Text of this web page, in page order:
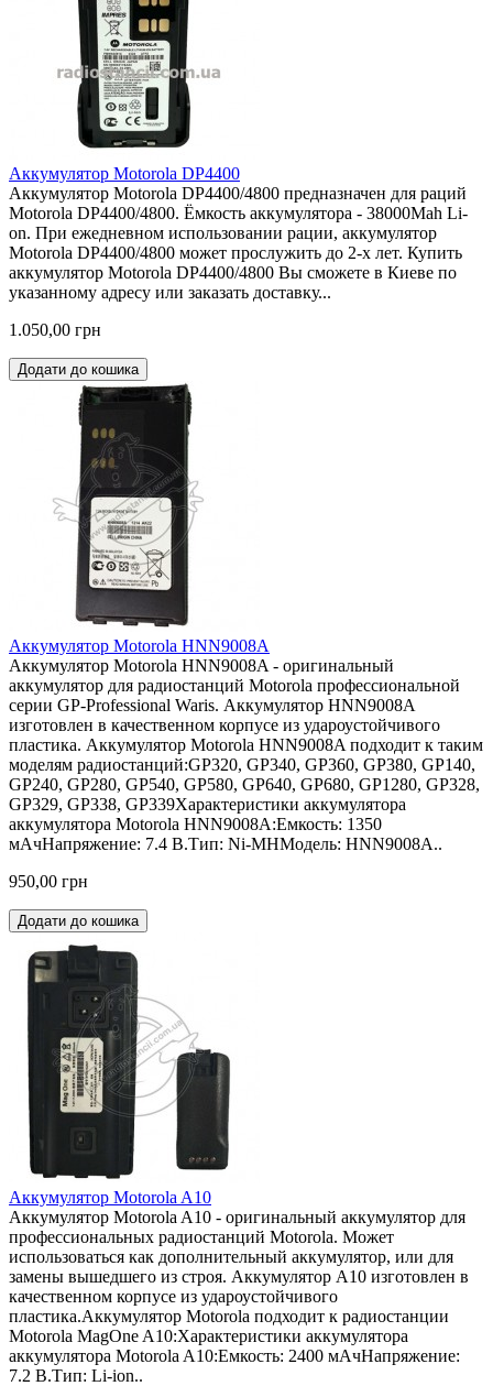
Аккумулятор Motorola DP4400
Аккумулятор Motorola DP4400/4800 предназначен для раций
Motorola DP4400/4800. Ёмкость аккумулятора - 38000Mah Li-
on. При ежедневном использовании рации, аккумулятор
Motorola DP4400/4800 может прослужить до 2-х лет. Купить
аккумулятор Motorola DP4400/4800 Вы сможете в Киеве по
указанному адресу или заказать доставку...
1.050,00 грн
Додати до кошика
Аккумулятор Motorola HNN9008A
Аккумулятор Motorola HNN9008A - оригинальный
аккумулятор для радиостанций Motorola профессиональной
серии GP-Professional Waris. Аккумулятор HNN9008A
изготовлен в качественном корпусе из удароустойчивого
пластика. Аккумулятор Motorola HNN9008A подходит к таким
моделям радиостанций:GP320, GP340, GP360, GP380, GP140,
GP240, GP280, GP540, GP580, GP640, GP680, GP1280, GP328,
GP329, GP338, GP339Характеристики аккумулятора
аккумулятора Motorola HNN9008A:Емкость: 1350
мАчНапряжение: 7.4 В.Тип: Ni-MHМодель: HNN9008A..
950,00 грн
Додати до кошика
Аккумулятор Motorola A10
Аккумулятор Motorola A10 - оригинальный аккумулятор для
профессиональных радиостанций Motorola. Может
использоваться как дополнительный аккумулятор, или для
замены вышедшего из строя. Аккумулятор A10 изготовлен в
качественном корпусе из удароустойчивого
пластика.Аккумулятор Motorola подходит к радиостанции
Motorola MagOne A10:Характеристики аккумулятора
аккумулятора Motorola A10:Емкость: 2400 мАчНапряжение:
7.2 В.Тип: Li-ion..